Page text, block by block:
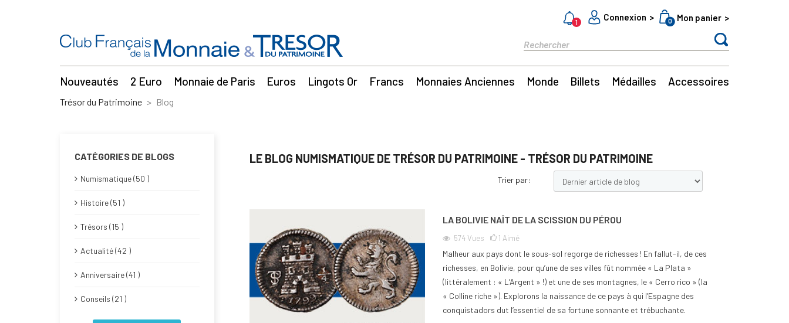
1
Connexion 0 Mon panier
Nouveautés 2 Euro Monnaie de Paris Euros Lingots Or Francs Monnaies Anciennes Monde Billets Médailles Accessoires
Trésor du Patrimoine Blog
CATÉGORIES DE BLOGS
Numismatique (50 )
Histoire (51 )
Trésors (15 )
Actualité (42 )
Anniversaire (41 )
Conseils (21 )
LE BLOG NUMISMATIQUE DE TRÉSOR DU PATRIMOINE - TRÉSOR DU PATRIMOINE
Trier par:
LA BOLIVIE NAÎT DE LA SCISSION DU PÉROU
574Vues 1 Aimé
Malheur aux pays dont le sous-sol regorge de richesses ! En fallut-il, de ces
richesses, en Bolivie, pour qu’une de ses villes fût nommée « La Plata »
(littéralement : « L’Argent » !) et une de ses montagnes, le « Cerro rico » (la
« Colline riche »). Explorons la naissance de ce pays à qui l’Espagne des
conquistadors dut l’essentiel de sa fortune sonnante et trébuchante.